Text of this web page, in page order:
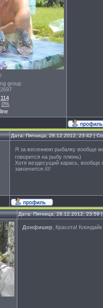
group
2697
114
0%
Дата: Пятница, 28.12.2012, 23:42 |
Я за весеннюю рыбалку вообще
говорится на рыбу плюнь)
Хотя вездесущий карась, вообще
закончится ////
Дата: Пятница, 28.12.2012,
Донфишер , Красота!